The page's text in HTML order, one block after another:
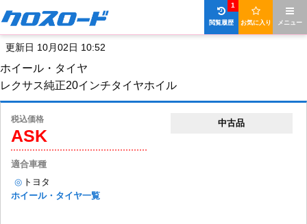
メニュー
お気に入り
閲覧履歴
1
更新日 10月02日 10:52
ホイール・タイヤ
レクサス純正20インチタイヤホイル
税込価格
ASK
中古品
適合車種
◎ トヨタ
ホイール・タイヤ一覧